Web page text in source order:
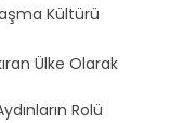
Kültürü
Ülke Olarak
Rolü